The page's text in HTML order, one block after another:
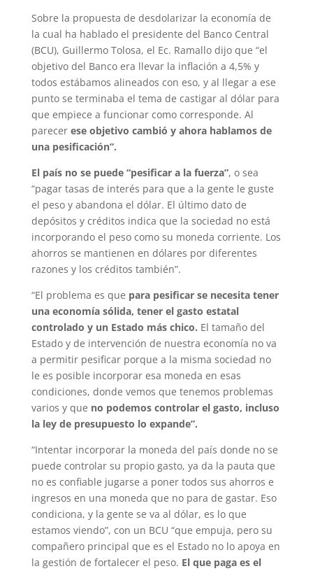
Sobre la propuesta de desdolarizar la economía de
la cual ha hablado el presidente del Banco Central
(BCU), Guillermo Tolosa, el Ec. Ramallo dijo que “el
objetivo del Banco era llevar la inflación a 4,5% y
todos estábamos alineados con eso, y al llegar a ese
punto se terminaba el tema de castigar al dólar para
que empiece a funcionar como corresponde. Al
parecer ese objetivo cambió y ahora hablamos de
una pesificación”.
El país no se puede “pesificar a la fuerza”, o sea
“pagar tasas de interés para que a la gente le guste
el peso y abandona el dólar. El último dato de
depósitos y créditos indica que la sociedad no está
incorporando el peso como su moneda corriente. Los
ahorros se mantienen en dólares por diferentes
razones y los créditos también”.
“El problema es que para pesificar se necesita tener
una economía sólida, tener el gasto estatal
controlado y un Estado más chico. El tamaño del
Estado y de intervención de nuestra economía no va
a permitir pesificar porque a la misma sociedad no
le es posible incorporar esa moneda en esas
condiciones, donde vemos que tenemos problemas
varios y que no podemos controlar el gasto, incluso
la ley de presupuesto lo expande”.
“Intentar incorporar la moneda del país donde no se
puede controlar su propio gasto, ya da la pauta que
no es confiable jugarse a poner todos sus ahorros e
ingresos en una moneda que no para de gastar. Eso
condiciona, y la gente se va al dólar, es lo que
estamos viendo”, con un BCU “que empuja, pero su
compañero principal que es el Estado no lo apoya en
la gestión de fortalecer el peso. El que paga es el